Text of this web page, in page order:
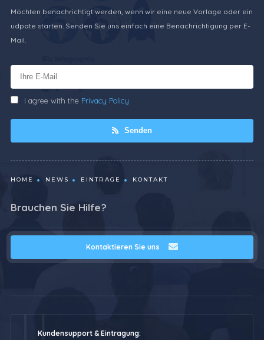
Möchten benachrichtigt werden, wenn wir eine neue Vorlage oder ein
udpate starten. Senden Sie uns einfach eine Benachrichtigung per E-
Mail.
I agree with the Privacy Policy
Senden
HOME NEWS EINTRÄGE KONTAKT
Brauchen Sie Hilfe?
Kontaktieren Sie uns
Kundensupport & Eintragung: